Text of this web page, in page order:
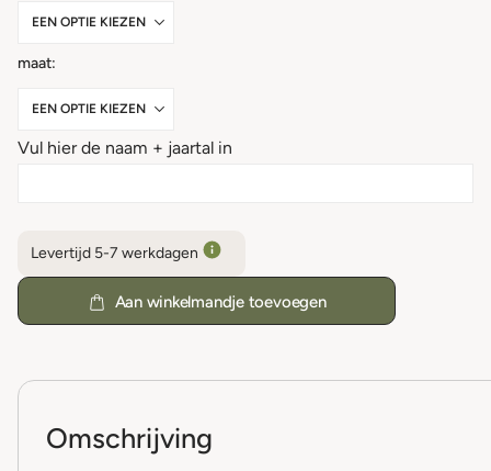
maat
Vul hier de naam + jaartal in
Levertijd 5-7 werkdagen
Aan winkelmandje toevoegen
Omschrijving